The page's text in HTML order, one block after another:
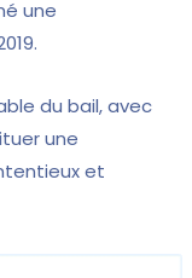
une
du bail, avec
une
et